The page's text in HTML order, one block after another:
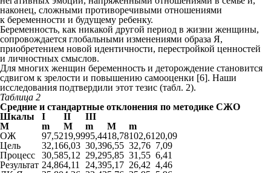
наконец, сложными противоречивыми отношениями
к беременности и будущему ребенку.
Беременность, как никакой другой период в жизни женщины,
сопровождается глобальными изменениями образа Я,
приобретением новой идентичности, перестройкой ценностей
и личностных смыслов.
Для многих женщин беременность и деторождение становится
сдвигом к зрелости и повышению самооценки [6]. Наши
исследования подтвердили этот тезис (табл. 2).
Таблица 2
Средние и стандартные отклонения по методике СЖО
Шкалы
I II
III
M
m M m M
m
ОЖ
97,5219,9995,4418,78102,61 20,09
Цель
32,166,03 30,396,55 32,76 7,09
Процесс
30,585,12 29,295,85 31,55 6,41
Результат 24,864,11 24,395,17 26,42 4,46